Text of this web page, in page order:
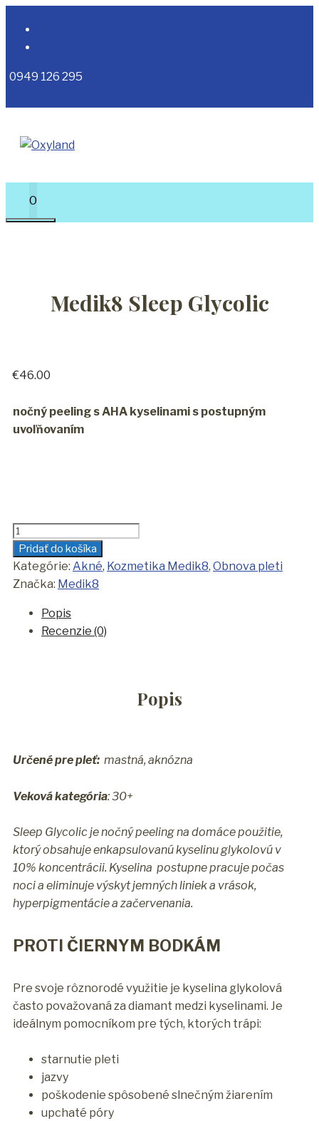
obsah
0949 126 295
0
Medik8 Sleep Glycolic
€46.00
nočný peeling s AHA kyselinami s postupným
uvoľňovaním
množstvo
Medik8
Sleep
Glycolic
Pridať do košíka
Kategórie: Akné, Kozmetika Medik8, Obnova pleti
Značka: Medik8
Popis
Recenzie (0)
Popis
Určené pre pleť: mastná, aknózna
Veková kategória: 30+
Sleep Glycolic je nočný peeling na domáce použitie,
ktorý obsahuje enkapsulovanú kyselinu glykolovú v
10% koncentrácii. Kyselina postupne pracuje počas
noci a eliminuje výskyt jemných liniek a vrások,
hyperpigmentácie a začervenania.
PROTI ČIERNYM BODKÁM
Pre svoje rôznorodé využitie je kyselina glykolová
často považovaná za diamant medzi kyselinami. Je
ideálnym pomocníkom pre tých, ktorých trápi:
starnutie pleti
jazvy
poškodenie spôsobené slnečným žiarením
upchaté póry